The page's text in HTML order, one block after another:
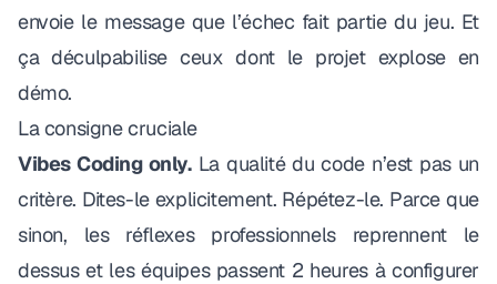
envoie le message que l’échec fait partie du jeu. Et
ça déculpabilise ceux dont le projet explose en
démo.
La consigne cruciale
Vibes Coding only.La qualité du code n’est pas un
critère. Dites-le explicitement. Répétez-le. Parce que
sinon, les réflexes professionnels reprennent le
dessus et les équipes passent 2 heures à configurer